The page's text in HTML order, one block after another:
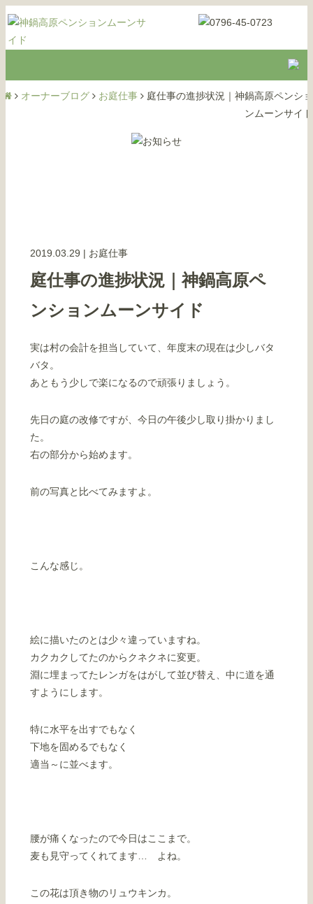
オーナーブログ お庭仕事
庭仕事の進捗状況｜神鍋高原ペンショ
ンムーンサイド
2019.03.29 | お庭仕事
庭仕事の進捗状況｜神鍋高原ペ
ンションムーンサイド
実は村の会計を担当していて、年度末の現在は少しバタ
バタ。
あともう少しで楽になるので頑張りましょう。
先日の庭の改修ですが、今日の午後少し取り掛かりまし
た。
右の部分から始めます。
前の写真と比べてみますよ。
こんな感じ。
絵に描いたのとは少々違っていますね。
カクカクしてたのからクネクネに変更。
淵に埋まってたレンガをはがして並び替え、中に道を通
すようにします。
特に水平を出すでもなく
下地を固めるでもなく
適当～に並べます。
腰が痛くなったので今日はここまで。
麦も見守ってくれてます… よね。
この花は頂き物のリュウキンカ。